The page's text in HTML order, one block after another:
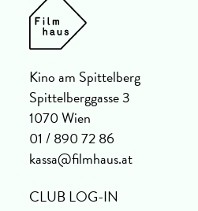
Kino am Spittelberg
Spittelberggasse 3
1070 Wien
01 / 890 72 86
kassa@filmhaus.at
CLUB LOG-IN